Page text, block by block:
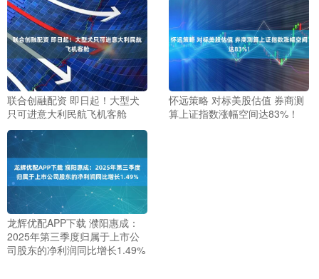
联合创融配资 即日起！大型犬
只可进意大利民航飞机客舱
怀远策略 对标美股估值 券商测
算上证指数涨幅空间达83%！
龙辉优配APP下载 濮阳惠成：
2025年第三季度归属于上市公
司股东的净利润同比增长1.49%